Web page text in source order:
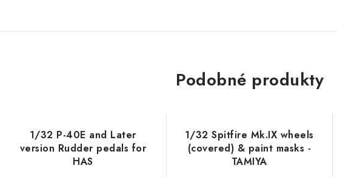
Podobné produkty
1/32 P-40E and Later
version Rudder pedals for
HAS
1/32 Spitfire Mk.IX wheels
(covered) & paint masks -
TAMIYA